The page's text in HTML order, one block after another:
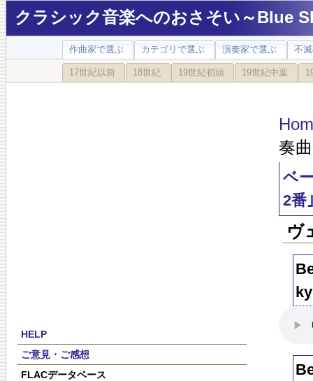
クラシック音楽へのおさそい～Blue
作曲家で選ぶ カテゴリで選ぶ 演奏家で選ぶ 不
17世紀以前 18世紀 19世紀初頭 19世紀中葉
HELP
ご意見・ご感想
FLACデータベース
奏
ベ
2番
ヴ